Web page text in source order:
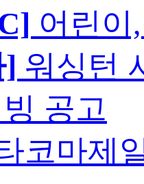
어린이
워싱턴
공고
코마제